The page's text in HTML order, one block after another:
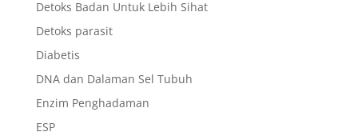
Detoks Badan Untuk Lebih Sihat
Detoks parasit
Diabetis
DNA dan Dalaman Sel Tubuh
Enzim Penghadaman
ESP